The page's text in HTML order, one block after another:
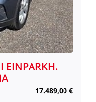
EINPARKH.
17.489,00 €